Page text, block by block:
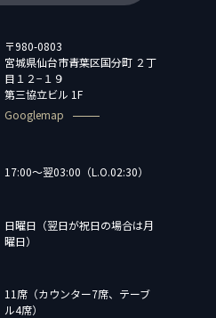
〒980-0803
宮城県仙台市青葉区国分町 ２丁
目１２−１９
第三協立ビル 1F
Googlemap
17:00〜翌03:00（L.O.02:30）
日曜日（翌日が祝日の場合は月
曜日）
11席（カウンター7席、テーブ
ル4席）